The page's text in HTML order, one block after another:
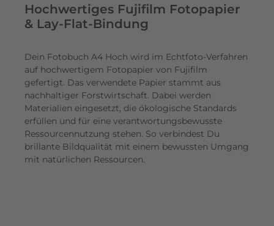
Hochwertiges Fujifilm Fotopapier
& Lay-Flat-Bindung
Dein Fotobuch A4 Hoch wird im Echtfoto-Verfahren
auf hochwertigem Fotopapier von Fujifilm
gefertigt. Das verwendete Papier stammt aus
nachhaltiger Forstwirtschaft. Dabei werden
Materialien eingesetzt, die ökologische Standards
erfüllen und für eine verantwortungsbewusste
Ressourcennutzung stehen. So verbindest Du
brillante Bildqualität mit einem bewussten Umgang
mit natürlichen Ressourcen.